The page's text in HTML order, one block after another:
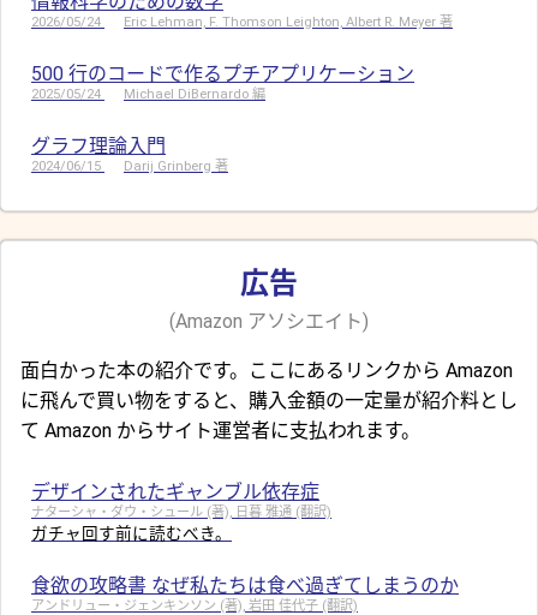
2026/05/24 Eric Lehman, F. Thomson Leighton, Albert R. Meyer 著
500 行のコードで作るプチアプリケーション
2025/05/24 Michael DiBernardo 編
グラフ理論入門
2024/06/15 Darij Grinberg 著
広告
(Amazon アソシエイト)
面白かった本の紹介です。ここにあるリンクから Amazon
に飛んで買い物をすると、購入金額の一定量が紹介料とし
て Amazon からサイト運営者に支払われます。
デザインされたギャンブル依存症
ナターシャ・ダウ・シュール (著), 日暮 雅通 (翻訳)
ガチャ回す前に読むべき。
食欲の攻略書 なぜ私たちは食べ過ぎてしまうのか
アンドリュー・ジェンキンソン (著), 岩田 佳代子 (翻訳)